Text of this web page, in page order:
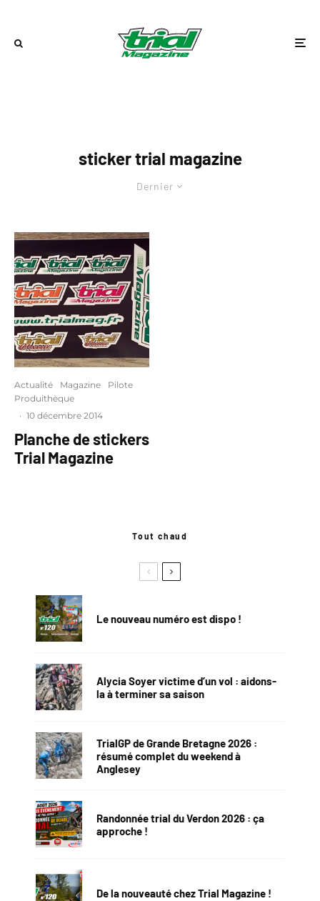
sticker trial magazine
Dernier
Actualité Magazine
Pilote
Produithèque
· 10 décembre 2014
Planche de stickers
Trial Magazine
Tout chaud
Le nouveau numéro est dispo !
Alycia Soyer victime d’un vol : aidons-
la à terminer sa saison
TrialGP de Grande Bretagne 2026 :
résumé complet du weekend à
Anglesey
Randonnée trial du Verdon 2026 : ça
approche !
De la nouveauté chez Trial Magazine !